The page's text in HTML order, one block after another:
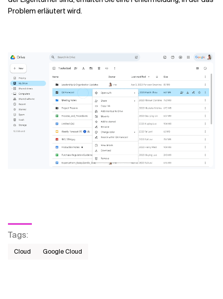
Problem erläutert wird.
Tags:
Cloud Google Cloud